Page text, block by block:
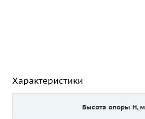
Характеристики
Высота опоры Н, м